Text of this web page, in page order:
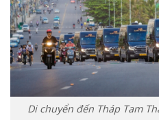
Di chuyển đến Tháp Tam